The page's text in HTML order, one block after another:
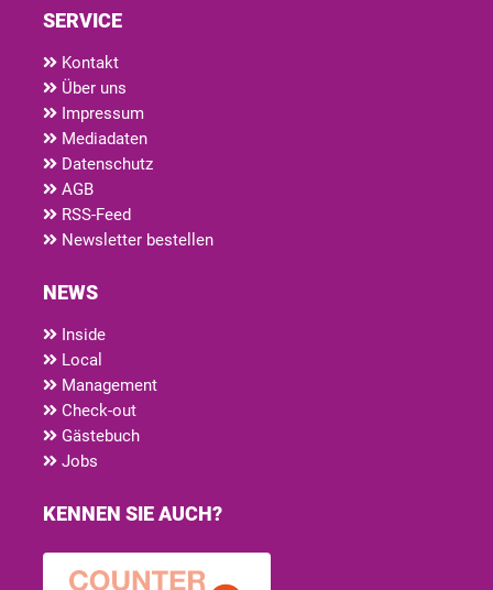
SERVICE
Kontakt
Über uns
Impressum
Mediadaten
Datenschutz
AGB
RSS-Feed
Newsletter bestellen
NEWS
Inside
Local
Management
Check-out
Gästebuch
Jobs
KENNEN SIE AUCH?